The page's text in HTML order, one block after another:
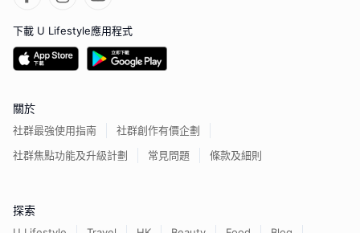
下載 U Lifestyle應用程式
關於
社群最強使用指南
社群創作有價企劃
社群焦點功能及升級計劃
常見問題 條款及細則
探索